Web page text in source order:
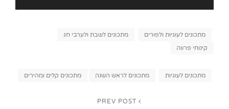
Categories
מתכונים לעוגיות ולפורים
מתכונים לשבת ולערבי חג
קינוחי פרווה
Tags,מתכונים לעוגיות מתכונים לראש השנה מתכונים קלים ומהירים
PREV POST